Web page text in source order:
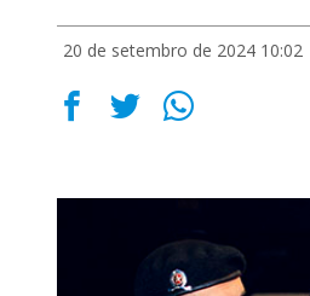
20 de setembro de 2024 10:02